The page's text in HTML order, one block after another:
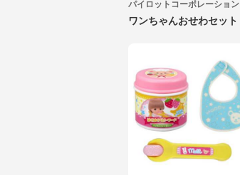
パイロットコーポレーション
ワンちゃんおせわセット